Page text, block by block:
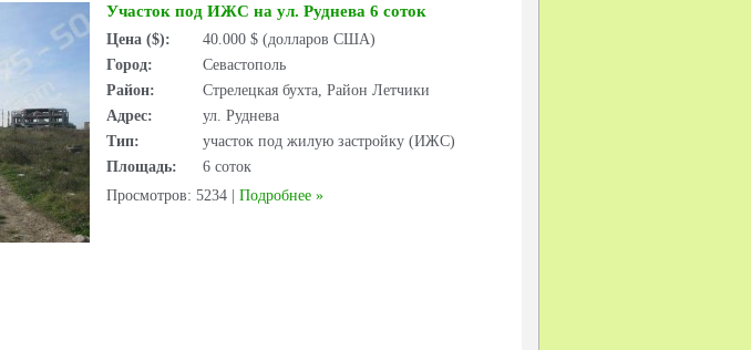
Участок под ИЖС на ул. Руднева 6 соток
Цена ($):
40.000 $ (долларов США)
Город:
Севастополь
Район:
Стрелецкая бухта, Район Летчики
Адрес:
ул. Руднева
Тип:
участок под жилую застройку (ИЖС)
Площадь:
6 соток
Просмотров: 5234
Подробнее